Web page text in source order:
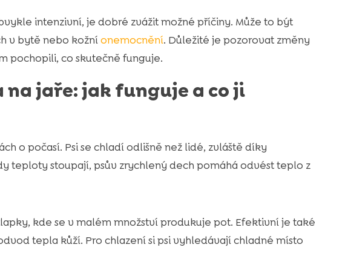
intenzivní, je dobré zvážit možné příčiny. Může to být
v bytě nebo kožníonemocnění. Důležité je pozorovat změny
pochopili, co skutečně funguje.
na jaře: jak funguje a co ji
o počasí. Psi se chladí odlišně než lidé, zvláště díky
teploty stoupají, psův zrychlený dech pomáhá odvést teplo z
kde se v malém množství produkuje pot. Efektivní je také
tepla kůží. Pro chlazení si psi vyhledávají chladné místo